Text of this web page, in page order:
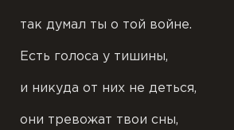
так думал ты о той войне.
Есть голоса у тишины,
и никуда от них не деться,
они тревожат твои сны,